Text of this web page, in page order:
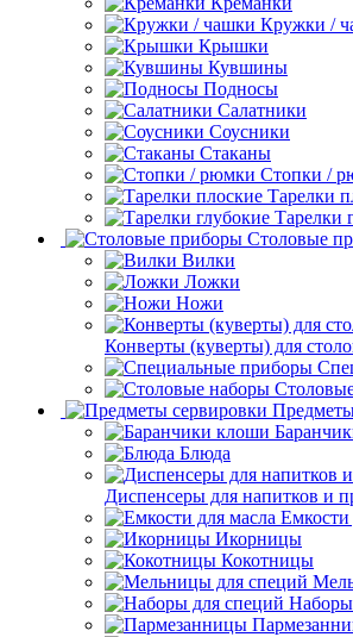
Кружки /
Крышки
Кувшины
Подносы
Салатники
Соусники
Стаканы
Стопки /
Тарелки
Тарелки
Столовые
Вилки
Ложки
Ножи
Конверты (куверты) для
Блюда
Диспенсеры для напитков и
Емкости
Икорницы
Кокотницы
Наборы